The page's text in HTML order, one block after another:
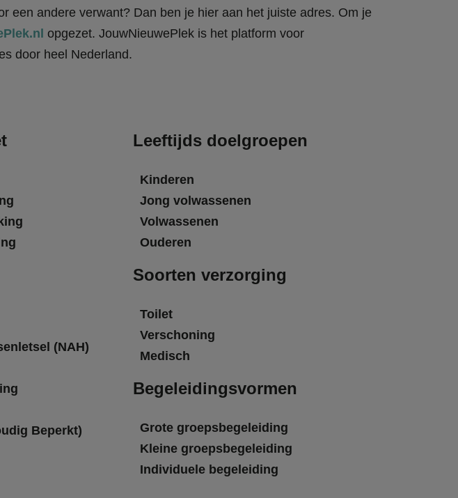
een andere verwant? Dan ben je hier aan het juiste adres. Om je
opgezet. JouwNieuwePlek is het platform voor
door heel Nederland.
(NAH)
Beperkt)
Leeftijds doelgroepen
Kinderen
Jong volwassenen
Volwassenen
Ouderen
Soorten verzorging
Toilet
Verschoning
Medisch
Begeleidingsvormen
Grote groepsbegeleiding
Kleine groepsbegeleiding
Individuele begeleiding